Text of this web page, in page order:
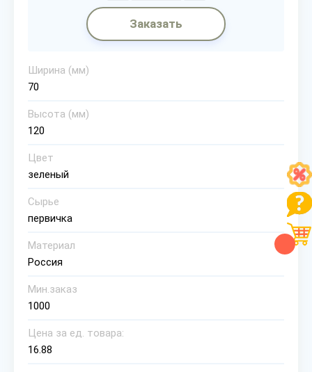
Заказать
Ширина (мм)
70
Высота (мм)
120
Цвет
зеленый
Сырье
первичка
Материал
Россия
Мин.заказ
1000
Цена за ед. товара:
16.88